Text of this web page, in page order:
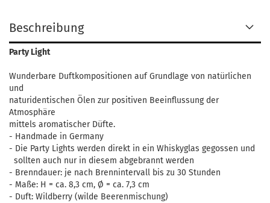
Beschreibung
Party Light
Wunderbare Duftkompositionen auf Grundlage von natürlichen
und
naturidentischen Ölen zur positiven Beeinflussung der
Atmosphäre
mittels aromatischer Düfte.
- Handmade in Germany
- Die Party Lights werden direkt in ein Whiskyglas gegossen und
sollten auch nur in diesem abgebrannt werden
- Brenndauer: je nach Brennintervall bis zu 30 Stunden
- Maße: H = ca. 8,3 cm, Ø = ca. 7,3 cm
- Duft: Wildberry (wilde Beerenmischung)